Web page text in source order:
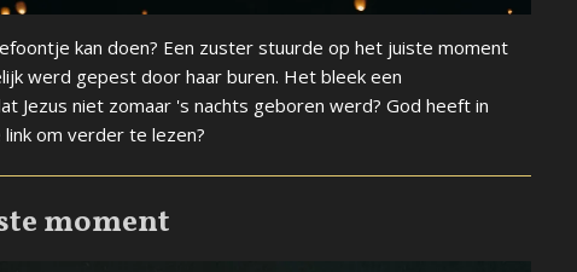
kan doen? Een zuster stuurde op het juiste moment
werd gepest door haar buren. Het bleek een
Jezus niet zomaar 's nachts geboren werd? God heeft in
om verder te lezen?
moment